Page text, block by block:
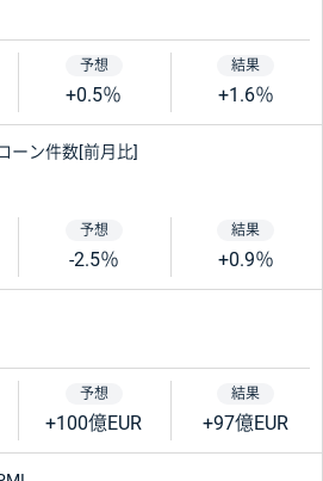
+0.5％ +1.6％
リア
ーン件数[前月比]
-2.5％ +0.9％
+100億EUR +97億EUR